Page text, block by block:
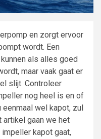
en zorgt ervoor
wordt. Een
als alles goed
maar vaak gaat er
slijt. Controleer
nog heel is en of
wel kapot, zul
artikel gaan we het
kapot gaat,